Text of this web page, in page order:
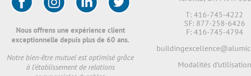
Nous offrens une expérience client
exceptionnelle depuis plus de 60 ans.
Notre bien-être mutuel est optimisé grâce
à l'établissement de relations
T: 416-745-4222
SF: 877-258-6426
F: 416-745-4794
Modalités d’utilisation